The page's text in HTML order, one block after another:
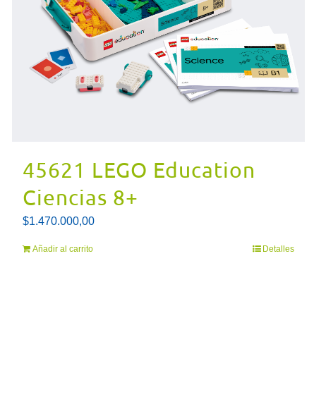
45621 LEGO Education
Ciencias 8+
$1.470.000,00
Añadir al carrito Detalles